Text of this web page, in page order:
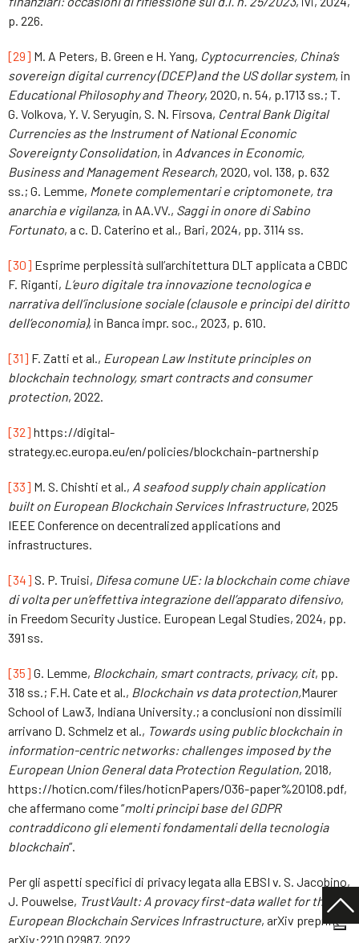
p. 226.
[29] M. A Peters, B. Green e H. Yang, Cyptocurrencies, China’s
sovereign digital currency (DCEP) and the US dollar system, in
Educational Philosophy and Theory, 2020, n. 54, p.1713 ss.; T.
G. Volkova, Y. V. Seryugin, S. N. Firsova, Central Bank Digital
Currencies as the Instrument of National Economic
Sovereignty Consolidation, in Advances in Economic,
Business and Management Research, 2020, vol. 138, p. 632
ss.; G. Lemme, Monete complementari e criptomonete, tra
anarchia e vigilanza, in AA.VV., Saggi in onore di Sabino
Fortunato, a c. D. Caterino et al., Bari, 2024, pp. 3114 ss.
[30] Esprime perplessità sull’architettura DLT applicata a CBDC
F. Riganti, L’euro digitale tra innovazione tecnologica e
narrativa dell’inclusione sociale (clausole e principi del diritto
dell’economia), in Banca impr. soc., 2023, p. 610.
[31] F. Zatti et al., European Law Institute principles on
blockchain technology, smart contracts and consumer
protection, 2022.
[32] https://digital-
strategy.ec.europa.eu/en/policies/blockchain-partnership
[33] M. S. Chishti et al., A seafood supply chain application
built on European Blockchain Services Infrastructure, 2025
IEEE Conference on decentralized applications and
infrastructures.
[34] S. P. Truisi, Difesa comune UE: la blockchain come chiave
di volta per un’effettiva integrazione dell’apparato difensivo,
in Freedom Security Justice. European Legal Studies, 2024, pp.
391 ss.
[35] G. Lemme, Blockchain, smart contracts, privacy, cit, pp.
318 ss.; F.H. Cate et al., Blockchain vs data protection,Maurer
School of Law3, Indiana University.; a conclusioni non dissimili
arrivano D. Schmelz et al., Towards using public blockchain in
information-centric networks: challenges imposed by the
European Union General data Protection Regulation, 2018,
https://hoticn.com/files/hoticnPapers/036-paper%20108.pdf,
che affermano come “molti principi base del GDPR
contraddicono gli elementi fondamentali della tecnologia
blockchain”.
Per gli aspetti specifici di privacy legata alla EBSI v. S. Jacobino,
J. Pouwelse, TrustVault: A provacy first-data wallet for the
European Blockchain Services Infrastructure, arXiv preprint
arXiv:2210.02987, 2022.